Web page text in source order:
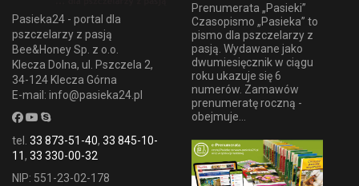
Pasieka24 - portal dla
pszczelarzy z pasją
Bee&Honey Sp. z o.o.
Klecza Dolna, ul. Pszczela 2,
34-124 Klecza Górna
E-mail: info@pasieka24.pl
tel. 33 873-51-40, 33 845-10-
11, 33 330-00-32
NIP: 551-23-02-178
Prenumerata „Pasieki”
Czasopismo „Pasieka” to
pismo dla pszczelarzy z
pasją. Wydawane jako
dwumiesięcznik w ciągu
roku ukazuje się 6
numerów. Zamawów
prenumeratę roczną -
obejmuje...